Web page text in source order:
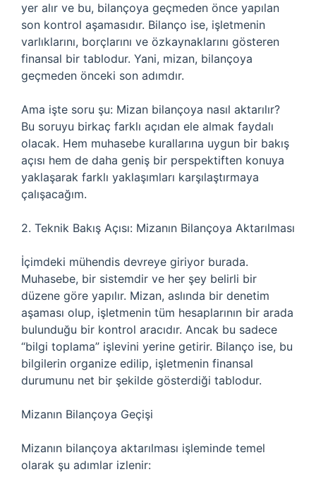
yer alır ve bu, bilançoya geçmeden önce yapılan
son kontrol aşamasıdır. Bilanço ise, işletmenin
varlıklarını, borçlarını ve özkaynaklarını gösteren
finansal bir tablodur. Yani, mizan, bilançoya
geçmeden önceki son adımdır.
Ama işte soru şu: Mizan bilançoya nasıl aktarılır?
Bu soruyu birkaç farklı açıdan ele almak faydalı
olacak. Hem muhasebe kurallarına uygun bir bakış
açısı hem de daha geniş bir perspektiften konuya
yaklaşarak farklı yaklaşımları karşılaştırmaya
çalışacağım.
2. Teknik Bakış Açısı: Mizanın Bilançoya Aktarılması
İçimdeki mühendis devreye giriyor burada.
Muhasebe, bir sistemdir ve her şey belirli bir
düzene göre yapılır. Mizan, aslında bir denetim
aşaması olup, işletmenin tüm hesaplarının bir arada
bulunduğu bir kontrol aracıdır. Ancak bu sadece
“bilgi toplama” işlevini yerine getirir. Bilanço ise, bu
bilgilerin organize edilip, işletmenin finansal
durumunu net bir şekilde gösterdiği tablodur.
Mizanın Bilançoya Geçişi
Mizanın bilançoya aktarılması işleminde temel
olarak şu adımlar izlenir: